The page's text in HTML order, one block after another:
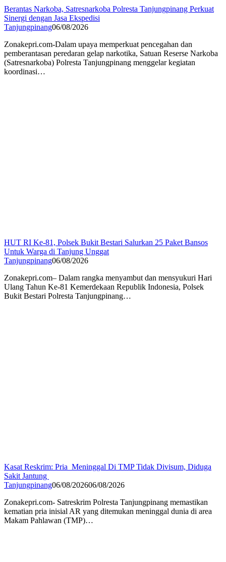
Berantas Narkoba, Satresnarkoba Polresta Tanjungpinang Perkuat
Sinergi dengan Jasa Ekspedisi
Tanjungpinang06/08/2026
Zonakepri.com-Dalam upaya memperkuat pencegahan dan
pemberantasan peredaran gelap narkotika, Satuan Reserse Narkoba
(Satresnarkoba) Polresta Tanjungpinang menggelar kegiatan
koordinasi…
HUT RI Ke-81, Polsek Bukit Bestari Salurkan 25 Paket Bansos
Untuk Warga di Tanjung Unggat
Tanjungpinang06/08/2026
Zonakepri.com– Dalam rangka menyambut dan mensyukuri Hari
Ulang Tahun Ke-81 Kemerdekaan Republik Indonesia, Polsek
Bukit Bestari Polresta Tanjungpinang…
Kasat Reskrim: Pria Meninggal Di TMP Tidak Divisum, Diduga
Sakit Jantung
Tanjungpinang06/08/202606/08/2026
Zonakepri.com- Satreskrim Polresta Tanjungpinang memastikan
kematian pria inisial AR yang ditemukan meninggal dunia di area
Makam Pahlawan (TMP)…